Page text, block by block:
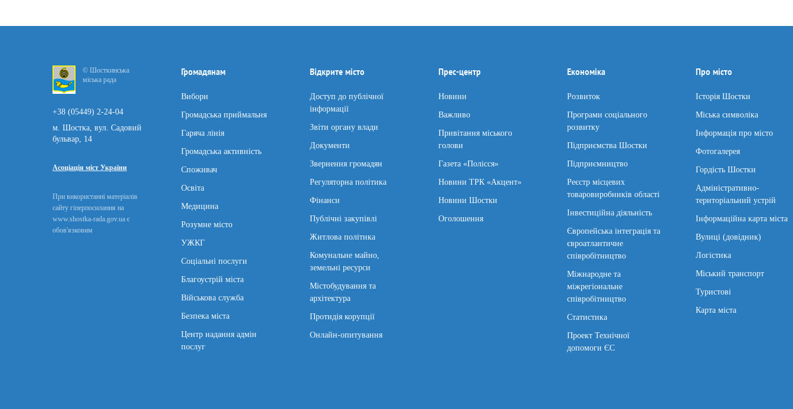
© Шосткинська
міська рада
+38 (05449) 2-24-04
м. Шостка, вул. Садовий
бульвар, 14
Асоціація міст України
При використанні матеріалів
сайту гіперпосилання на
www.shostka-rada.gov.ua є
обов'язковим
Громадянам
Вибори
Громадська приймальня
Гаряча лінія
Громадська активність
Споживач
Освіта
Медицина
Розумне місто
УЖКГ
Соціальні послуги
Благоустрій міста
Військова служба
Безпека міста
Центр надання адмін
послуг
Відкрите місто
Доступ до публічної
інформації
Звіти органу влади
Документи
Звернення громадян
Регуляторна політика
Фінанси
Публічні закупівлі
Житлова політика
Комунальне майно,
земельні ресурси
Містобудування та
архітектура
Протидія корупції
Онлайн-опитування
Прес-центр
Новини
Важливо
Привітання міського
голови
Газета «Полісся»
Новини ТРК «Акцент»
Новини Шостки
Оголошення
Економіка
Розвиток
Програми соціального
розвитку
Підприємства Шостки
Підприємництво
Реєстр місцевих
товаровиробників області
Інвестиційна діяльність
Європейська інтеграція та
євроатлантичне
співробітництво
Міжнародне та
міжрегіональне
співробітництво
Статистика
Проект Технічної
допомоги ЄС
Про місто
Історія Шостки
Міська символіка
Інформація про місто
Фотогалерея
Гордість Шостки
Адміністративно-
територіальний устрій
Інформаційна карта міста
Вулиці (довідник)
Логістика
Міський транспорт
Туристові
Карта міста